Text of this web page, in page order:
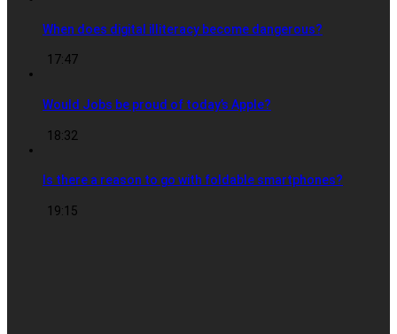
When does digital illiteracy become dangerous?
17:47
Would Jobs be proud of today’s Apple?
18:32
Is there a reason to go with foldable smartphones?
19:15